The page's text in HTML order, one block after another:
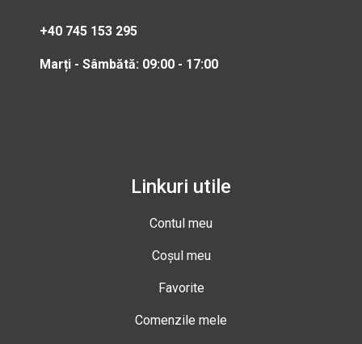
+40 745 153 295
Marți - Sâmbătă: 09:00 - 17:00
Linkuri utile
Contul meu
Coșul meu
Favorite
Comenzile mele